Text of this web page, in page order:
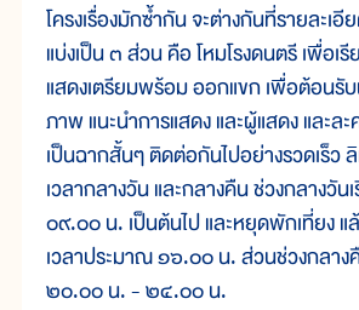
โครงเรื่องมักซ้ำกัน จะต่างกันที่รายละเอี
แบ่งเป็น ๓ ส่วน คือ โหมโรงดนตรี เพื่อเ
แสดงเตรียมพร้อม ออกแขก เพื่อต้อนรั
ภาพ แนะนำการแสดง และผู้แสดง และละ
เป็นฉากสั้นๆ ติดต่อกันไปอย่างรวดเร็ว
เวลากลางวัน และกลางคืน ช่วงกลางวัน
๐๙.๐๐ น. เป็นต้นไป และหยุดพักเที่ยง แ
เวลาประมาณ ๑๖.๐๐ น. ส่วนช่วงกลาง
๒๐.๐๐ น. - ๒๔.๐๐ น.